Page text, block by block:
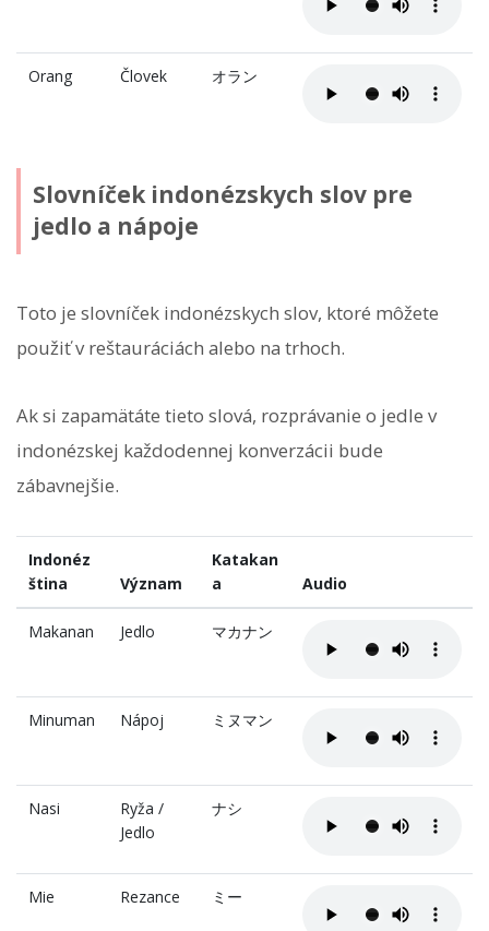
Orang Človek オラン
Slovníček indonézskych slov pre
jedlo a nápoje
Toto je slovníček indonézskych slov, ktoré môžete
použiť v reštauráciách alebo na trhoch.
Ak si zapamätáte tieto slová, rozprávanie o jedle v
indonézskej každodennej konverzácii bude
zábavnejšie.
Indonéz
ština
Význam
Katakan
a
Audio
Makanan Jedlo マカナン
Minuman Nápoj ミヌマン
Nasi
Ryža /
Jedlo
ナシ
Mie Rezance ミー